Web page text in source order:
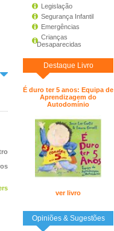
Legislação
Segurança Infantil
Emergências
Crianças
Desaparecidas
Destaque Livro
É duro ter 5 anos: Equipa de
Aprendizagem do
Autodomínio
ver livro
Opiniões & Sugestões